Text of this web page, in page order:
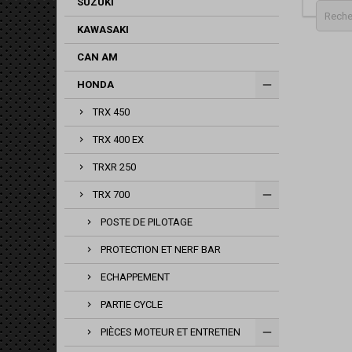
KAWASAKI
CAN AM
HONDA
TRX 450
TRX 400 EX
TRXR 250
TRX 700
POSTE DE PILOTAGE
PROTECTION ET NERF BAR
ECHAPPEMENT
PARTIE CYCLE
PIÈCES MOTEUR ET ENTRETIEN